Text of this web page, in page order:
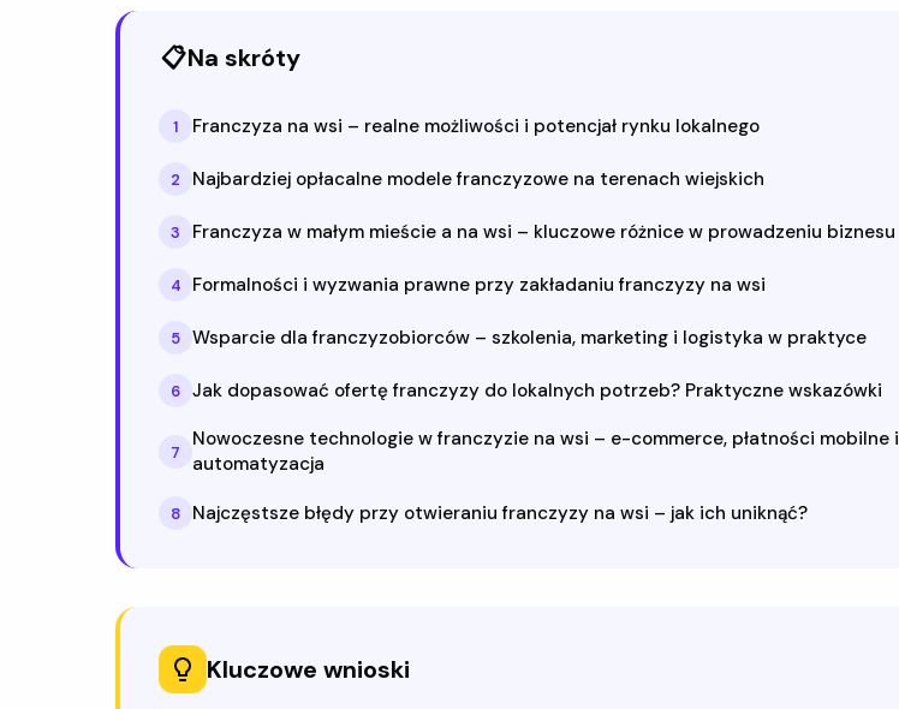
📋Na skróty
1 Franczyza na wsi – realne możliwości i potencjał rynku lokalnego
2 Najbardziej opłacalne modele franczyzowe na terenach wiejskich
3 Franczyza w małym mieście a na wsi – kluczowe różnice w prowadzeniu biznesu
4 Formalności i wyzwania prawne przy zakładaniu franczyzy na wsi
5 Wsparcie dla franczyzobiorców – szkolenia, marketing i logistyka w praktyce
6 Jak dopasować ofertę franczyzy do lokalnych potrzeb? Praktyczne wskazówki
7
Nowoczesne technologie w franczyzie na wsi – e-commerce, płatności mobilne i
automatyzacja
8 Najczęstsze błędy przy otwieraniu franczyzy na wsi – jak ich uniknąć?
Kluczowe wnioski